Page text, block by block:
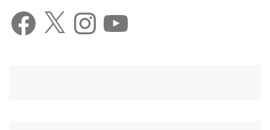
Facebook Instagram YouTube